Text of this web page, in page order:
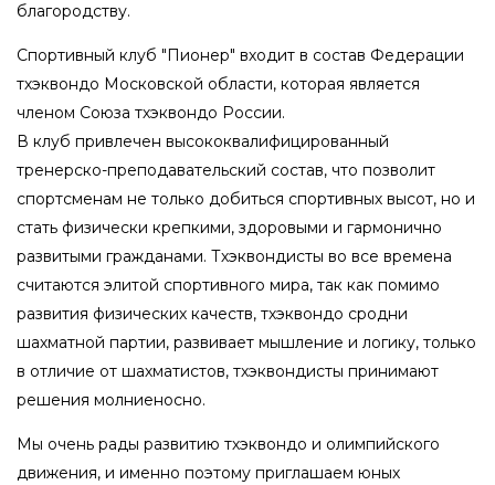
благородству.
Спортивный клуб "Пионер" входит в состав Федерации
тхэквондо Московской области, которая является
членом Союза тхэквондо России.
В клуб привлечен высококвалифицированный
тренерско-преподавательский состав, что позволит
спортсменам не только добиться спортивных высот, но и
стать физически крепкими, здоровыми и гармонично
развитыми гражданами. Тхэквондисты во все времена
считаются элитой спортивного мира, так как помимо
развития физических качеств, тхэквондо сродни
шахматной партии, развивает мышление и логику, только
в отличие от шахматистов, тхэквондисты принимают
решения молниеносно.
Мы очень рады развитию тхэквондо и олимпийского
движения, и именно поэтому приглашаем юных